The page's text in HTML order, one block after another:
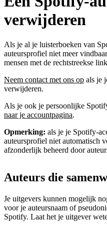
verwijderen
Als je al je luisterboeken van
auteursprofiel niet meer
mensen met de rechtstreekse
Neem contact met ons op als je
verwijderen.
Als je ook je persoonlijke
naar je accountpagina.
Opmerking: als je je Spotify-
auteursprofiel niet automatisch
afzonderlijk beheerd door
Auteurs die
Je uitgevers kunnen mogelijk
voor je auteursnaam of
Spotify. Laat het je uitgever